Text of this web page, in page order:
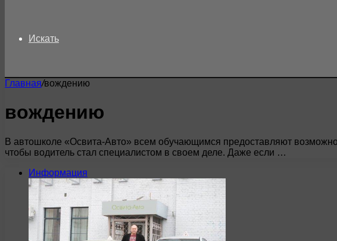
Искать
Главная/вождению
вождению
В автошколе «Освита-Авто» всем обучающимся предоставляют
чтобы водитель стал специалистом в своем деле. Даже если …
Информация